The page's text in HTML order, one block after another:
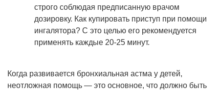
строго соблюдая предписанную врачом
дозировку. Как купировать приступ при помощи
ингалятора? С это целью его рекомендуется
применять каждые 20-25 минут.
Когда развивается бронхиальная астма у детей,
неотложная помощь — это основное, что должно быть